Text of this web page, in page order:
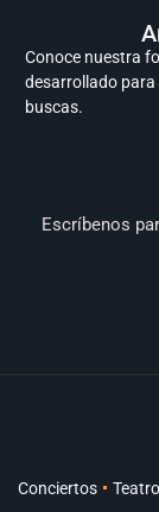
Conoce nuestra
desarrollado para
buscas.
Escríbenos
Conciertos Teatro